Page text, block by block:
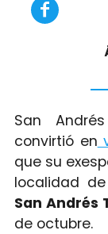
San
convirtió en
que su
localidad
San Andrés
de octubre.